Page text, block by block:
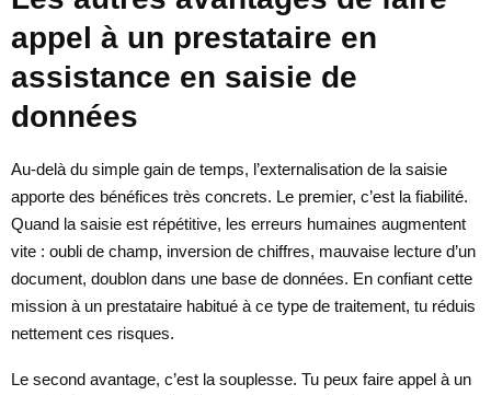
appel à un prestataire en
assistance en saisie de
données
Au-delà du simple gain de temps, l’externalisation de la saisie
apporte des bénéfices très concrets. Le premier, c’est la fiabilité.
Quand la saisie est répétitive, les erreurs humaines augmentent
vite : oubli de champ, inversion de chiffres, mauvaise lecture d’un
document, doublon dans une base de données. En confiant cette
mission à un prestataire habitué à ce type de traitement, tu réduis
nettement ces risques.
Le second avantage, c’est la souplesse. Tu peux faire appel à un